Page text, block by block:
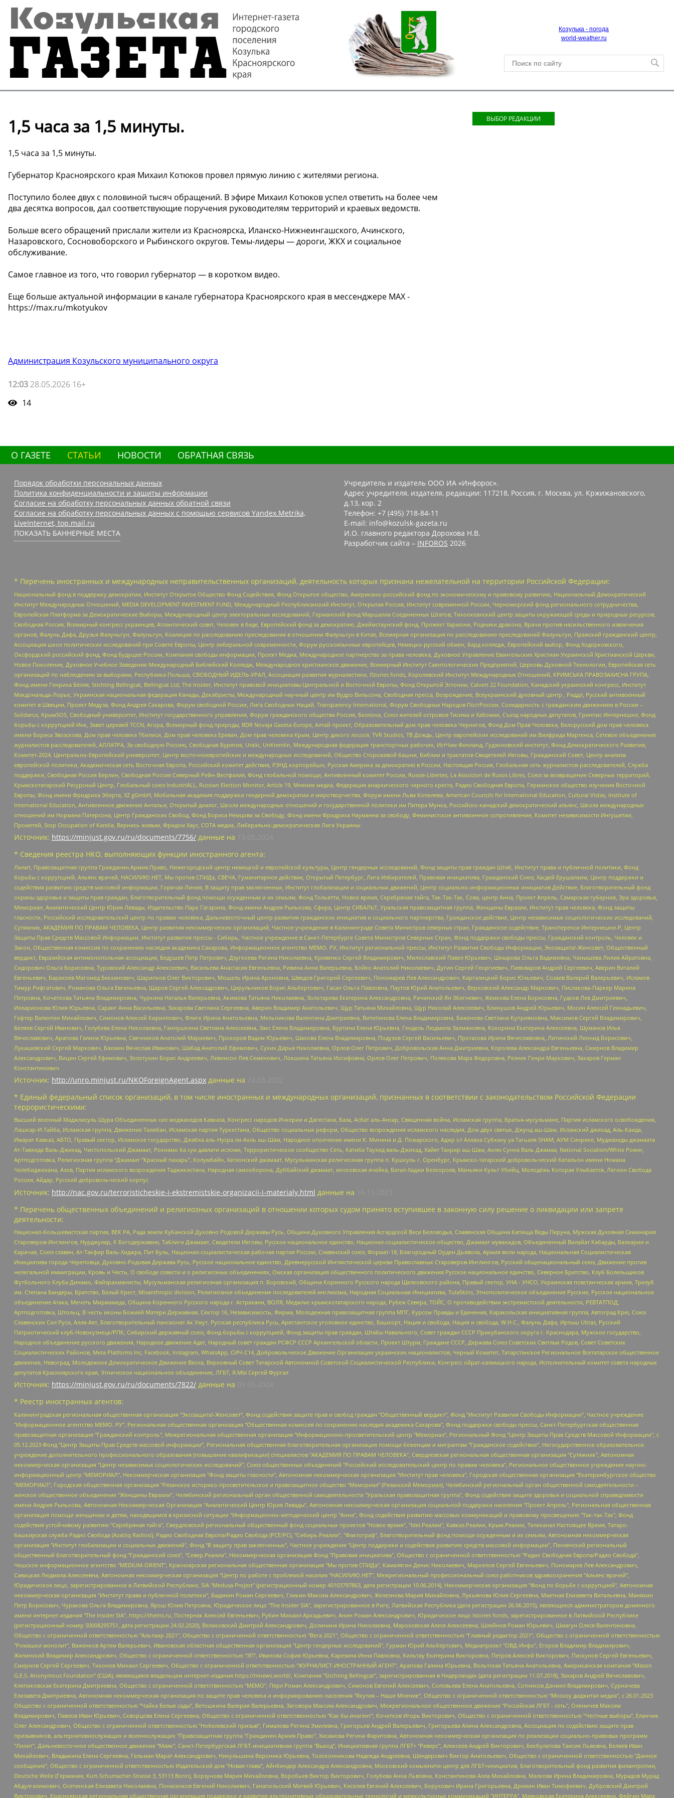
Козулька - погода
world-weather.ru
1,5 часа за 1,5 минуты.
1,5 часа за 1,5 минуты.
Губернатор Красноярского края Михаил Котюков провел прямую линию с жителями региона.
Поступило более двух с половиной тысяч обращений. В эфире Михаил Котюков успел ответить на более чем
два десятка вопросов, дал соответствующие поручения руководителям территорий и краевых ведомств.
Больше всего обращений прислали жители из Красноярска, Иланско-Нижнеингашского, Ачинского,
Назаровского, Сосновоборского и Рыбинского округов. Темы-лидеры — дороги, ЖКХ и социальное
обслуживание.
Самое главное из того, что говорил губернатор — в коротком видео.
Еще больше актуальной информации в канале губернатора Красноярского края в мессенджере MAX -
https://max.ru/mkotyukov
Администрация Козульского муниципального округа
12:03 28.05.2026 16+
14
ВЫБОР РЕДАКЦИИ
О ГАЗЕТЕ СТАТЬИ НОВОСТИ ОБРАТНАЯ СВЯЗЬ
Порядок обработки персональных данных
Политика конфиденциальности и защиты информации
Согласие на обработку персональных данных обратной связи
Согласие на обработку персональных данных с помощью сервисов Yandex.Metrika,
LiveInternet, top.mail.ru
ПОКАЗАТЬ БАННЕРНЫЕ МЕСТА
Учредитель и издатель ООО ИА «Инфорос».
Адрес учредителя, издателя, редакции: 117218, Россия, г. Москва, ул. Кржижановского,
д.13, кор. 2
Телефон: +7 (495) 718-84-11
E-mail: info@kozulsk-gazeta.ru
И.О. главного редактора Дорохова Н.В.
Разработчик сайта – INFOROS 2026
* Перечень иностранных и международных неправительственных организаций, деятельность которых признана нежелательной на территории Российской Федерации:
Национальный фонд в поддержку демократии, Институт Открытое Общество Фонд Содействия, Фонд Открытое общество, Американо-российский фонд по экономическому и правовому развитию, Национальный Демократический
Институт Международных Отношений, MEDIA DEVELOPMENT INVESTMENT FUND, Международный Республиканский Институт, Открытая Россия, Институт современной России, Черноморский фонд регионального сотрудничества,
Европейская Платформа за Демократические Выборы, Международный центр электоральных исследований, Германский фонд Маршалла Соединенных Штатов, Тихоокеанский центр защиты окружающей среды и природных ресурсов,
Свободная Россия, Всемирный конгресс украинцев, Атлантический совет, Человек в беде, Европейский фонд за демократию, Джеймстаунский фонд, Прожект Хармони, Родники дракона, Врачи против насильственного извлечения
органов, Фалунь Дафа, Друзья Фалуньгун, Фалуньгун, Коалиция по расследованию преследования в отношении Фалуньгун в Китае, Всемирная организация по расследованию преследований Фалуньгун, Пражский гражданский центр,
Ассоциация школ политических исследований при Совете Европы, Центр либеральной современности, Форум русскоязычных европейцев, Немецко-русский обмен, Бард колледж, Европейский выбор, Фонд Ходорковского,
Оксфордский российский фонд, Фонд Будущее России, Компания свободы информации, Проект Медиа, Международное партнерство за права человека, Духовное Управление Евангельских Христиан Украинской Христианской Церкви,
Новое Поколение, Духовное Учебное Заведение Международный Библейский Колледж, Международное христианское движение, Всемирный Институт Саентологических Предприятий, Церковь Духовной Технологии, Европейская сеть
организаций по наблюдению за выборами, Республика Польша, СВОБОДНЫЙ ИДЕЛЬ-УРАЛ, Ассоциация развития журналистики, IStories fonds, Королевский Институт Международных Отношений, КРИМСЬКА ПРАВОЗАХИСНА ГРУПА,
Фонд имени Генриха Бёлля, Stichting Bellingcat, Bellingcat Ltd, The Insider, Институт правовой инициативы Центральной и Восточной Европы, Фонд Открытой Эстонии, Calvert 22 Foundation, Канадский украинский конгресс, Институт
Макдональда-Лорье, Украинская национальная федерация Канады, Декабристы, Международный научный центр им Вудро Вильсона, Свободная пресса, Возрождение, Всеукраинский духовный центр , Риддл, Русский антивоенный
комитет в Швеции, Проект Медуза, Фонд Андрея Сахарова, Форум свободной России, Лига Свободных Наций, Transparеncy International, Форум Свободных Народов ПостРоссии, Солидарность с гражданским движением в России –
Solidarus, КрымSOS, Свободный университет, Институт государственного управления, Форум гражданского общества Россия, Беллона, Союз жителей островов Тисима и Хабомаи, Съезд народных депутатов, Гринпис Интернешнл, Фонд
борьбы с коррупцией Инк, Завет церквей TCCN, Агора, Всемирный фонд природы, BDR Novaja Gazeta-Europe, Алтай проект, Образовательный дом прав человека Чернигов, Фонд Дом Прав Человека, Белорусский дом прав человека
имени Бориса Звозскова, Дом прав человека Тбилиси, Дом прав человека Ереван, Дом прав человека Крым, Центр дикого лосося, TVR Studios, ТВ Дождь, Центр европейских исследований им Вилфрида Мартенса, Сетевое объединение
журналистов расследователей, АЛЛАТРА, За свободную Россию, Свободная Бурятия, Uralic, UnKremlin, Международная федерация транспортных рабочих, ИстЧам Финланд, Гудзоновский институт, Фонд Демократического Развития,
Комитет-2024, Центрально-Европейский университет, Центр восточноевропейских и международных исследований, Общество Сторожевой башни, Библии и трактатов Свидетелей Иеговы, Гражданский Совет, Центр анализа
европейской политики, Академическая сеть Восточная Европа, Российский комитет действия, РЭНД корпорейшн, Русская Америка за демократию в России, Настоящая Россия, Глобальная сеть журналистов-расследователей, Служба
поддержки, Свободная Россия Берлин, Свободная Россия Северный Рейн-Вестфалия, Фонд глобальной помощи, Антивоенный комитет России, Russie-Libertes, La Asocicion de Rusos Libres, Союз за возвращение Северных территорий,
Крымскотатарский Ресурсный Центр, Глобальный союз IndustriALL, Russian Election Monitor, Article 19, Мнение медиа, Федерация анархического черного креста, Радио Свободная Европа, Германское общество изучения Восточной
Европы, Фонд имени Фридриха Эберта, XZ gGmbH, Мобильная академия поддержки гендерной демократии и миротворчества, Форум имени Льва Копелева, American Councils for International Education, Cultural Vistas, Institute of
International Education, Антивоенное движение Антальи, Открытый диалог, Школа международных отношений и государственной политики им Питера Мунка, Российско-канадский демократический альянс, Школа международных
отношений им Нормана Патерсона, Центр Гражданских Свобод, Фонд Бориса Немцова за Свободу, Фонд имени Фридриха Науманна за свободу, Феминистское антивоенное сопротивление, Комитет независимости Ингушетии,
Прометей, Stop Occupation of Karelia, Вернись живым, Фридом Хаус, СОТА медиа, Либерально-демократическая Лига Украины
Источник: https://minjust.gov.ru/ru/documents/7756/ данные на
* Сведения реестра НКО, выполняющих функции иностранного агента:
Лилит, Правозащитная группа Гражданин.Армия.Право, Нижегородский центр немецкой и европейской культуры, Центр гендерных исследований, Фонд защиты прав граждан Штаб, Институт права и публичной политики, Фонд
борьбы с коррупцией, Альянс врачей, НАСИЛИЮ.НЕТ, Мы против СПИДа, СВЕЧА, Гуманитарное действие, Открытый Петербург, Лига Избирателей, Правовая инициатива, Гражданский Союз, Хасдей Ерушалаим, Центр поддержки и
содействия развитию средств массовой информации, Горячая Линия, В защиту прав заключенных, Институт глобализации и социальных движений, Центр социально-информационных инициатив Действие, Благотворительный фонд
охраны здоровья и защиты прав граждан, Благотворительный фонд помощи осужденным и их семьям, Фонд Тольятти, Новое время, Серебряная тайга, Так-Так-Так, Сова, центр Анна, Проект Апрель, Самарская губерния, Эра здоровья,
Мемориал, Аналитический Центр Юрия Левады, Издательство Парк Гагарина, Фонд имени Андрея Рылькова, Сфера, Центр СИБАЛЬТ, Уральская правозащитная группа, Женщины Евразии, Институт прав человека, Фонд защиты
гласности, Российский исследовательский центр по правам человека, Дальневосточный центр развития гражданских инициатив и социального партнерства, Гражданское действие, Центр независимых социологических исследований,
Сутяжник, АКАДЕМИЯ ПО ПРАВАМ ЧЕЛОВЕКА, Центр развития некоммерческих организаций, Частное учреждение в Калининграде Совета Министров северных стран, Гражданское содействие, Трансперенси Интернешнл-Р, Центр
Защиты Прав Средств Массовой Информации, Институт развития прессы - Сибирь, Частное учреждение в Санкт-Петербурге Совета Министров Северных Стран, Фонд поддержки свободы прессы, Гражданский контроль, Человек и
Закон, Общественная комиссия по сохранению наследия академика Сахарова, Информационное агентство МЕМО. РУ, Институт региональной прессы, Институт Развития Свободы Информации, Экозащита!-Женсовет, Общественный
вердикт, Евразийская антимонопольная ассоциация, Бедушев Петр Петрович, Дзугкоева Регина Николаевна, Кривенко Сергей Владимирович, Милославский Павел Юрьевич, Шнырова Ольга Вадимовна, Чанышева Лилия Айратовна,
Сидорович Ольга Борисовна, Туровский Александр Алексеевич, Васильева Анастасия Евгеньевна, Ривина Анна Валерьевна, Бойко Анатолий Николаевич, Дугин Сергей Георгиевич, Пивоваров Андрей Сергеевич, Аверин Виталий
Евгеньевич, Барахоев Магомед Бекханович, Шарипков Олег Викторович, Мошель Ирина Ароновна, Шведов Григорий Сергеевич, Пономарев Лев Александрович, Каргалицкий Борис Юльевич, Созаев Валерий Валерьевич, Исламов
Тимур Рифгатович, Романова Ольга Евгеньевна, Щаров Сергей Алексадрович, Цирульников Борис Альбертович, Гасан Ольга Павловна, Паутов Юрий Анатольевич, Верховский Александр Маркович, Пислакова-Паркер Марина
Петровна, Кочеткова Татьяна Владимировна, Чуркина Наталья Валерьевна, Акимова Татьяна Николаевна, Золотарева Екатерина Александровна, Рачинский Ян Збигневич, Жемкова Елена Борисовна, Гудков Лев Дмитриевич,
Илларионова Юлия Юрьевна, Саранг Анна Васильевна, Захарова Светлана Сергеевна, Аверин Владимир Анатольевич, Щур Татьяна Михайловна, Щур Николай Алексеевич, Блинушов Андрей Юрьевич, Мосин Алексей Геннадьевич,
Гефтер Валентин Михайлович, Симонов Алексей Кириллович, Флиге Ирина Анатольевна, Мельникова Валентина Дмитриевна, Вититинова Елена Владимировна, Баженова Светлана Куприяновна, Максимов Сергей Владимирович,
Беляев Сергей Иванович, Голубева Елена Николаевна, Ганнушкина Светлана Алексеевна, Закс Елена Владимировна, Буртина Елена Юрьевна, Гендель Людмила Залмановна, Кокорина Екатерина Алексеевна, Шуманов Илья
Вячеславович, Арапова Галина Юрьевна, Свечников Анатолий Мариевич, Прохоров Вадим Юрьевич, Шахова Елена Владимировна, Подузов Сергей Васильевич, Протасова Ирина Вячеславовна, Литинский Леонид Борисович,
Лукашевский Сергей Маркович, Бахмин Вячеслав Иванович, Шабад Анатолий Ефимович, Сухих Дарья Николаевна, Орлов Олег Петрович, Добровольская Анна Дмитриевна, Королева Александра Евгеньевна, Смирнов Владимир
Александрович, Вицин Сергей Ефимович, Золотухин Борис Андреевич, Левинсон Лев Семенович, Локшина Татьяна Иосифовна, Орлов Олег Петрович, Полякова Мара Федоровна, Резник Генри Маркович, Захаров Герман
Константинович
Источник: http://unro.minjust.ru/NKOForeignAgent.aspx данные на
* Единый федеральный список организаций, в том числе иностранных и международных организаций, признанных в соответствии с законодательством Российской Федерации
террористическими:
Высший военный Маджлисуль Шура Объединенных сил моджахедов Кавказа, Конгресс народов Ичкерии и Дагестана, База, Асбат аль-Ансар, Священная война, Исламская группа, Братья-мусульмане, Партия исламского освобождения,
Лашкар-И-Тайба, Исламская группа, Движение Талибан, Исламская партия Туркестана, Общество социальных реформ, Общество возрождения исламского наследия, Дом двух святых, Джунд аш-Шам, Исламский джихад, Аль-Каида,
Имарат Кавказ, АБТО, Правый сектор, Исламское государство, Джабха аль-Нусра ли-Ахль аш-Шам, Народное ополчение имени К. Минина и Д. Пожарского, Аджр от Аллаха Субхану уа Тагьаля SHAM, АУМ Синрике, Муджахеды джамаата
Ат-Тавхида Валь-Джихад, Чистопольский Джамаат, Рохнамо ба суи давлати исломи, Террористическое сообщество Сеть, Катиба Таухид валь-Джихад, Хайят Тахрир аш-Шам, Ахлю Сунна Валь Джамаа, National Socialism/White Power,
Артподготовка, Религиозная группа “Джамаат “Красный пахарь”, Колумбайн, Хатлонский джамаат, Мусульманская религиозная группа п. Кушкуль г. Оренбург, Крымско-татарский добровольческий батальон имени Номана
Челебиджихана, Азов, Партия исламского возрождения Таджикистана, Народная самооборона, Дуббайский джамаат, московская ячейка, Батал-Хаджи Белхороев, Маньяки Культ Убийц, Молодёжь Которая Улыбается, Легион Свобода
России, Айдар, Русский добровольческий корпус
Источник: http://nac.gov.ru/terroristicheskie-i-ekstremistskie-organizacii-i-materialy.html данные на
* Перечень общественных объединений и религиозных организаций в отношении которых судом принято вступившее в законную силу решение о ликвидации или запрете
деятельности:
Национал-большевистская партия, ВЕК РА, Рада земли Кубанской Духовно Родовой Державы Русь, Община Духовного Управления Асгардской Веси Беловодья, Славянская Община Капища Веды Перуна, Мужская Духовная Семинария
Староверов-Инглингов, Нурджулар, К Богодержавию, Таблиги Джамаат, Свидетели Иеговы, Русское национальное единство, Национал-социалистическое общество, Джамаат мувахидов, Объединенный Вилайат Кабарды, Балкарии и
Карачая, Союз славян, Ат-Такфир Валь-Хиджра, Пит Буль, Национал-социалистическая рабочая партия России, Славянский союз, Формат-18, Благородный Орден Дьявола, Армия воли народа, Национальная Социалистическая
Инициатива города Череповца, Духовно-Родовая Держава Русь, Русское национальное единство, Древнерусской Инглистической церкви Православных Староверов-Инглингов, Русский общенациональный союз, Движение против
нелегальной иммиграции, Кровь и Честь, О свободе совести и о религиозных объединениях, Омская организация общественного политического движения Русское национальное единство, Северное Братство, Клуб Болельщиков
Футбольного Клуба Динамо, Файзрахманисты, Мусульманская религиозная организация п. Боровский, Община Коренного Русского народа Щелковского района, Правый сектор, УНА - УНСО, Украинская повстанческая армия, Тризуб
им. Степана Бандеры, Братство, Белый Крест, Misanthropic division, Религиозное объединение последователей инглиизма, Народная Социальная Инициатива, TulaSkins, Этнополитическое объединение Русские, Русское национальное
объединение Атака, Мечеть Мирмамеда, Община Коренного Русского народа г. Астрахани, ВОЛЯ, Меджлис крымскотатарского народа, Рубеж Севера, ТОЙС, О противодействии экстремистской деятельности, РЕВТАТПОД,
Артподготовка, Штольц, В честь иконы Божией Матери Державная, Сектор 16, Независимость, Фирма, Молодежная правозащитная группа МПГ, Курсом Правды и Единения, Каракольская инициативная группа, Автоград Крю, Союз
Славянских Сил Руси, Алля-Аят, Благотворительный пансионат Ак Умут, Русская республика Русь, Арестантское уголовное единство, Башкорт, Нация и свобода, Нация и свобода, W.H.С., Фалунь Дафа, Иртыш Ultras, Русский
Патриотический клуб-Новокузнецк/РПК, Сибирский державный союз, Фонд борьбы с коррупцией, Фонд защиты прав граждан, Штабы Навального, Совет граждан СССР Прикубанского округа г. Краснодара, Мужское государство,
Народное объединение русского движения, Народное движение Адат, Народный совет граждан РСФСР СССР Архангельской области, Проект Штурм, Граждане СССР, Держава Союз Советских Светлых Родов, Совет Советских
Социалистических Районов, Meta Platforms Inc, Facebook, Instagram, WhatsApp, СИЧ-С14, Добровольческое Движение Организации украинских националистов, Черный Комитет, Татарстанское Региональное Всетатарское общественное
движение, Невоград, Молодежное Демократическое Движение Весна, Верховный Совет Татарской Автономной Советской Социалистической Республики, Конгресс ойрат-калмыцкого народа, Исполнительный комитет совета народных
депутатов Красноярского края, Этническое национальное объединение, ЛГБТ, Я.МЫ Сергей Фургал
Источник: https://minjust.gov.ru/ru/documents/7822/ данные на
* Реестр иностранных агентов:
Калининградская региональная общественная организация "Экозащита!-Женсовет", Фонд содействия защите прав и свобод граждан "Общественный вердикт", Фонд "Институт Развития Свободы Информации", Частное учреждение "Информационное агентство МЕМО. РУ", Региональная общественная организация "Общественная комиссия по сохранению наследия академика Сахарова", Фонд поддержки свободы прессы, Санкт-Петербургская общественная правозащитная организация "Гражданский контроль", Межрегиональная общественная организация "Информационно-просветительский центр "Мемориал", Региональный Фонд "Центр Защиты Прав Средств Массовой Информации", с 05.12.2023 Фонд "Центр Защиты Прав Средств массовой информации", Региональная общественная благотворительная организация помощи беженцам и мигрантам "Гражданское содействие", Негосударственное образовательное учреждение дополнительного профессионального образования (повышение квалификации) специалистов "АКАДЕМИЯ ПО ПРАВАМ ЧЕЛОВЕКА", Свердловская региональная общественная организация "Сутяжник", Автономная некоммерческая организация "Центр независимых социологических исследований", Союз общественных объединений "Российский исследовательский центр по правам человека", Региональное общественное учреждение научно-информационный центр "МЕМОРИАЛ", Некоммерческая организация "Фонд защиты гласности", Автономная некоммерческая организация "Институт прав человека", Городская общественная организация "Екатеринбургское общество "МЕМОРИАЛ", Городская общественная организация "Рязанское историко-просветительское и правозащитное общество "Мемориал" (Рязанский Мемориал), Челябинский региональный орган общественной самодеятельности – женское общественное объединение "Женщины Евразии", Челябинский региональный орган общественной самодеятельности "Уральская правозащитная группа", Фонд содействия защите здоровья и социальной справедливости имени Андрея Рылькова, Автономная Некоммерческая Организация "Аналитический Центр Юрия Левады", Автономная некоммерческая организация социальной поддержки населения "Проект Апрель", Региональная общественная организация помощи женщинам и детям, находящимся в кризисной ситуации "Информационно-методический центр "Анна", Фонд содействия развитию массовых коммуникаций и правовому просвещению "Так-так-Так", Фонд содействия устойчивому развитию "Серебряная тайга", Свердловский региональный общественный фонд социальных проектов "Новое время", "Idel.Реалии", Кавказ.Реалии, Крым.Реалии, Телеканал Настоящее Время, Татаро-башкирская служба Радио Свобода (Azatliq Radiosi), Радио Свободная Европа/Радио Свобода (PCE/PC), "Сибирь.Реалии", "Фактограф", Благотворительный фонд помощи осужденным и их семьям, Автономная некоммерческая организация "Институт глобализации и социальных движений", Фонд "В защиту прав заключенных", Частное учреждение "Центр поддержки и содействия развитию средств массовой информации", Пензенский региональный общественный благотворительный фонд "Гражданский союз", "Север.Реалии", Некоммерческая организация Фонд "Правовая инициатива", Общество с ограниченной ответственностью "Радио Свободная Европа/Радио Свобода", Чешское информационное агентство "MEDIUM-ORIENT", Красноярская региональная общественная организация "Мы против СПИДа", Камалягин Денис Николаевич, Маркелов Сергей Евгеньевич, Пономарев Лев Александрович, Савицкая Людмила Алексеевна, Автономная некоммерческая организация "Центр по работе с проблемой насилия "НАСИЛИЮ.НЕТ", Межрегиональный профессиональный союз работников здравоохранения "Альянс врачей", Юридическое лицо, зарегистрированное в Латвийской Республике, SIA "Medusa Project" (регистрационный номер 40103797863, дата регистрации 10.06.2014), Некоммерческая организация "Фонд по борьбе с коррупцией", Автономная некоммерческая организация "Институт права и публичной политики", Баданин Роман Сергеевич, Гликин Максим Александрович, Железнова Мария Михайловна, Лукьянова Юлия Сергеевна, Маетная Елизавета Витальевна, Маняхин Петр Борисович, Чуракова Ольга Владимировна, Ярош Юлия Петровна, Юридическое лицо "The Insider SIA", зарегистрированное в Риге, Латвийская Республика (дата регистрации 26.06.2015), являющееся администратором доменного имени интернет-издания "The Insider SIA", https://theins.ru, Постернак Алексей Евгеньевич, Рубин Михаил Аркадьевич, Анин Роман Александрович, Юридическое лицо Istories fonds, зарегистрированное в Латвийской Республике (регистрационный номер 50008295751, дата регистрации 24.02.2020), Великовский Дмитрий Александрович, Долинина Ирина Николаевна, Мароховская Алеся Алексеевна, Шлейнов Роман Юрьевич, Шмагун Олеся Валентиновна, Общество с ограниченной ответственностью "Альтаир 2021", Общество с ограниченной ответственностью "Вега 2021", Общество с ограниченной ответственностью "Главный редактор 2021", Общество с ограниченной ответственностью "Ромашки монолит", Важенков Артем Валерьевич, Ивановская областная общественная организация "Центр гендерных исследований", Гурман Юрий Альбертович, Медиапроект "ОВД-Инфо", Егоров Владимир Владимирович, Жилинский Владимир Александрович, Общество с ограниченной ответственностью "ЗП", Иванова София Юрьевна, Карезина Инна Павловна, Кильтау Екатерина Викторовна, Петров Алексей Викторович, Пискунов Сергей Евгеньевич, Смирнов Сергей Сергеевич, Тихонов Михаил Сергеевич, Общество с ограниченной ответственностью "ЖУРНАЛИСТ-ИНОСТРАННЫЙ АГЕНТ", Арапова Галина Юрьевна, Вольтская Татьяна Анатольевна, Американская компания "Mason G.E.S. Anonymous Foundation" (США), являющаяся владельцем интернет-издания https://mnews.world/, Компания "Stichting Bellingcat", зарегистрированная в Нидерландах (дата регистрации 11.07.2018), Захаров Андрей Вячеславович, Клепиковская Екатерина Дмитриевна, Общество с ограниченной ответственностью "МЕМО", Перл Роман Александрович, Симонов Евгений Алексеевич, Соловьева Елена Анатольевна, Сотников Даниил Владимирович, Сурначева Елизавета Дмитриевна, Автономная некоммерческая организация по защите прав человека и информированию населения "Якутия – Наше Мнение", Общество с ограниченной ответственностью "Москоу диджитал медиа", с 26.01.2023 Общество с ограниченной ответственностью "Чайка Белые сады", Ветошкина Валерия Валерьевна, Заговора Максим Александрович, Межрегиональное общественное движение "Российская ЛГБТ - сеть", Оленичев Максим Владимирович, Павлов Иван Юрьевич, Скворцова Елена Сергеевна, Общество с ограниченной ответственностью "Как бы инагент", Кочетков Игорь Викторович, Общество с ограниченной ответственностью "Честные выборы", Еланчик Олег Александрович, Общество с ограниченной ответственностью "Нобелевский призыв", Гималова Регина Эмилевна, Григорьев Андрей Валерьевич, Григорьева Алина Александровна, Ассоциация по содействию защите прав призывников, альтернативнослужащих и военнослужащих "Правозащитная группа "Гражданин.Армия.Право", Хисамова Регина Фаритовна, Автономная некоммерческая организация по реализации социально-правовых программ "Лилит", Дальневосточное общественное движение "Маяк", Санкт-Петербургская ЛГБТ-инициативная группа "Выход", Инициативная группа ЛГБТ+ "Реверс", Алексеев Андрей Викторович, Бекбулатова Таисия Львовна, Беляев Иван Михайлович, Владыкина Елена Сергеевна, Гельман Марат Александрович, Никульшина Вероника Юрьевна, Толоконникова Надежда Андреевна, Шендерович Виктор Анатольевич, Общество с ограниченной ответственностью "Данное сообщение", Общество с ограниченной ответственностью Издательский дом "Новая глава", Айнбиндер Александра Александровна, Московский комьюнити-центр для ЛГБТ+инициатив, Благотворительный фонд развития филантропии, Deutsche Welle (Германия, Kurt-Schumacher-Strasse 3, 53113 Bonn), Борзунова Мария Михайловна, Воробьев Виктор Викторович, Голубева Анна Львовна, Константинова Алла Михайловна, Малкова Ирина Владимировна, Мурадов Мурад Абдулгалимович, Осетинская Елизавета Николаевна, Понасенков Евгений Николаевич, Ганапольский Матвей Юрьевич, Киселев Евгений Алексеевич, Борухович Ирина Григорьевна, Дремин Иван Тимофеевич, Дубровский Дмитрий Викторович, Красноярская региональная общественная организация поддержки и развития альтернативных образовательных технологий и межкультурных коммуникаций "ИНТЕРРА", Маяковская Екатерина Алексеевна, Фейгин Марк Захарович, Филимонов Андрей Викторович, Дзугкоева Регина Николаевна, Доброхотов Роман Александрович, Дудь Юрий Александрович, Елкин Сергей Владимирович, Кругликов Кирилл Игоревич, Сабунаева Мария Леонидовна, Семенов Алексей Владимирович, Шаинян Карен Багратович, Шульман Екатерина Михайловна, Асафьев Артур Валерьевич, Вахштайн Виктор Семенович, Венедиктов Алексей Алексеевич, Лушникова Екатерина Евгеньевна, Волков Леонид Михайлович, Невзоров Александр Глебович, Пархоменко Сергей Борисович, Сироткин Ярослав Николаевич, Кара-Мурза Владимир Владимирович, Баранова Наталья Владимировна, Гозман Леонид Яковлевич, Кагарлицкий Борис Юльевич, Климарев Михаил Валерьевич, Милов Владимир Станиславович, Автономная некоммерческая организация Краснодарский центр современного искусства "Типография", Моргенштерн Алишер Тагирович, Соболь Любовь Эдуардовна, Общество с ограниченной ответственностью "ЛИЗА НОРМ", Каспаров Гарри Кимович, Ходорковский Михаил Борисович, Общество с ограниченной ответственностью "Апрельские тезисы", Данилович Ирина Брониславовна, Кашин Олег Владимирович, Петров Николай Владимирович, Пивоваров Алексей Владимирович, Соколов Михаил Владимирович, Цветкова Юлия Владимировна, Чичваркин Евгений Александрович, Комитет против пыток/Команда против пыток, Общество с ограниченной ответственностью "Первый научный", Общество с ограниченной ответственностью "Вертолет и ко", Белоцерковская Вероника Борисовна, Кац Максим Евгеньевич, Лазарева Татьяна Юрьевна, Шаведдинов Руслан Табризович, Яшин Илья Валерьевич, Общество с ограниченной ответственностью "Иноагент ААВ", Алешковский Дмитрий Петрович, Альбац Евгения Марковна, Быков Дмитрий Львович, Галямина Юлия Евгеньевна, Лойко Сергей Леонидович, Мартынов Кирилл Константинович, Медведев Сергей Александрович, Крашенинников Федор Геннадиевич, Гордеева Катерина Вл